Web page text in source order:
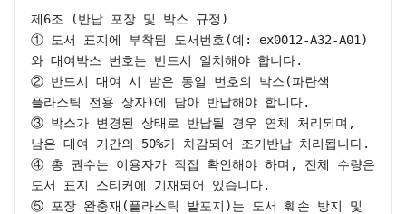
제6조 (반납 포장 및 박스 규정)
① 도서 표지에 부착된 도서번호(예: ex0012-A32-A01)
와 대여박스 번호는 반드시 일치해야 합니다.
② 반드시 대여 시 받은 동일 번호의 박스(파란색
플라스틱 전용 상자)에 담아 반납해야 합니다.
③ 박스가 변경된 상태로 반납될 경우 연체 처리되며,
남은 대여 기간의 50%가 차감되어 조기반납 처리됩니다.
④ 총 권수는 이용자가 직접 확인해야 하며, 전체 수량은
도서 표지 스티커에 기재되어 있습니다.
⑤ 포장 완충재(플라스틱 발포지)는 도서 훼손 방지 및